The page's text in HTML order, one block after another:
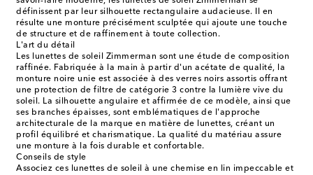
définissent par leur silhouette rectangulaire audacieuse. Il en
résulte une monture précisément sculptée qui ajoute une touche
de structure et de raffinement à toute collection.
L'art du détail
Les lunettes de soleil Zimmerman sont une étude de composition
raffinée. Fabriquée à la main à partir d'un acétate de qualité, la
monture noire unie est associée à des verres noirs assortis offrant
une protection de filtre de catégorie 3 contre la lumière vive du
soleil. La silhouette angulaire et affirmée de ce modèle, ainsi que
ses branches épaisses, sont emblématiques de l'approche
architecturale de la marque en matière de lunettes, créant un
profil équilibré et charismatique. La qualité du matériau assure
une monture à la fois durable et confortable.
Conseils de style
Associez ces lunettes de soleil à une chemise en lin impeccable et